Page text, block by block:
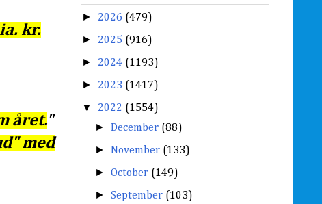
kr.
året."
med
► 2026 (479)
► 2025 (916)
► 2024 (1193)
► 2023 (1417)
▼ 2022 (1554)
►December (88)
► November (133)
►October (149)
►September (103)